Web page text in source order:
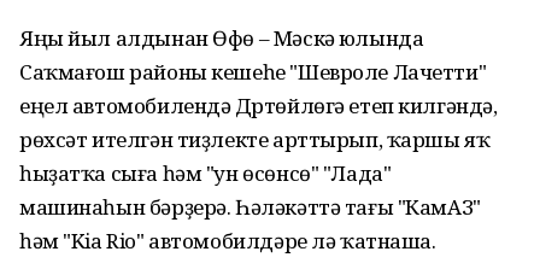
Яңы йыл алдынан Өфө – Мәскәү юлында
Саҡмағош районы кешеһе "Шевроле Лачетти"
еңел автомобилендә Дүртөйлөгә етеп килгәндә,
рөхсәт ителгән тиҙлекте арттырып, ҡаршы яҡ
һыҙатҡа сыға һәм "ун өсөнсө" "Лада"
машинаһын бәрҙерә. Һәләкәттә тағы "КамАЗ"
һәм "Kia Rio" автомобилдәре лә ҡатнаша.